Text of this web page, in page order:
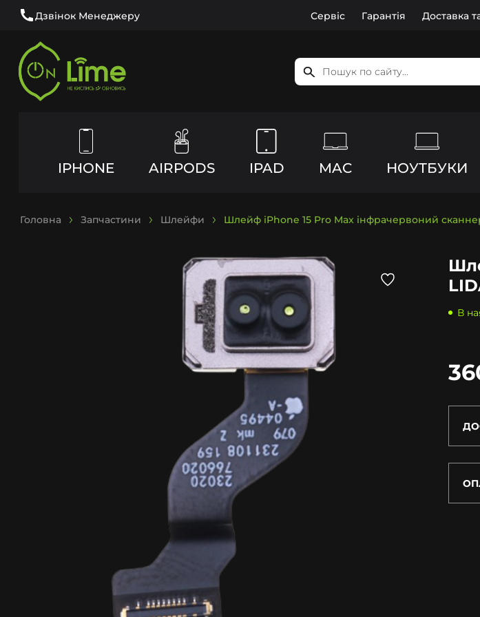
Дзвінок Менеджеру Сервіс Гарантія Доставка
IPHONE AIRPODS IPAD MAC НОУТБУКИ
Головна Запчастини Шлейфи Шлейф iPhone 15 Pro Max інфрачервоний
В